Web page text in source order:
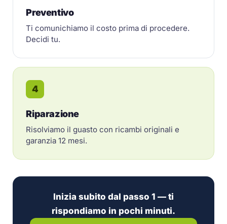
Preventivo
Ti comunichiamo il costo prima di procedere.
Decidi tu.
4
Riparazione
Risolviamo il guasto con ricambi originali e
garanzia 12 mesi.
Inizia subito dal passo 1 — ti
rispondiamo in pochi minuti.